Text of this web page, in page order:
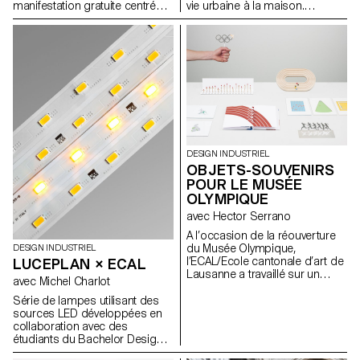
manifestation gratuite centrée
autour de l’image
contemporaine. La spécificité
du Festival Images est de
présenter de la photographie
monumentale en plein air, tout
en présentant des projets
autours de l’image dans un
sens plus large en intérieur.
Pour l’édition 2016, et suite au
succès de l’installation RAFT de
2014, les étudiants de 3e
année Bachelor Design
Industriel ont créé des
dispositifs «aquatiques»
investissant les berges de
Vevey le temps du Festival
Images.
vie urbaine à la maison.
L’accessibilité étant l'un des
ont été des produits durables,
adaptables et fonctionnels à
bas prix. Les résultats ont été
présentés lors des Democratic
Design Days d’IKEA à Älmhult,
Suède en juin 2016. Vues de
l'exposition par ECAL/Sébastien
Cluzel
DESIGN INDUSTRIEL
LUCEPLAN × ECAL
avec Michel Charlot
Série de lampes utilisant des
sources LED développées en
collaboration avec des
étudiants du Bachelor Design
Industriel à l’ECAL, suite à un
DESIGN INDUSTRIEL
OBJETS-SOUVENIRS
POUR LE MUSÉE
OLYMPIQUE
avec Hector Serrano
A l’occasion de la réouverture
du Musée Olympique,
l’ECAL/Ecole cantonale d’art de
Lausanne a travaillé sur un
Hector Serrano, designer